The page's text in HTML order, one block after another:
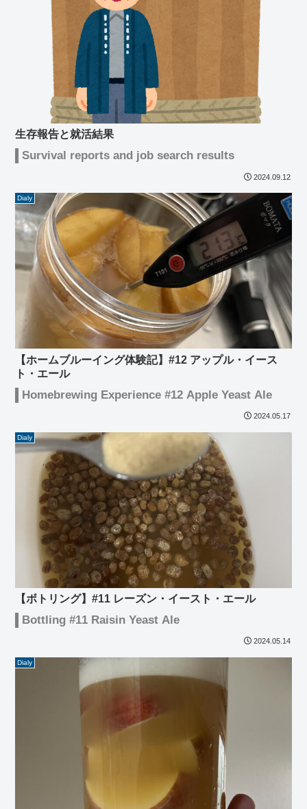
生存報告と就活結果
Survival reports and job search results
2024.09.12
Dialy
【ホームブルーイング体験記】#12 アップル・イース
ト・エール
Homebrewing Experience #12 Apple Yeast Ale
2024.05.17
Dialy
【ボトリング】#11 レーズン・イースト・エール
Bottling #11 Raisin Yeast Ale
2024.05.14
Dialy